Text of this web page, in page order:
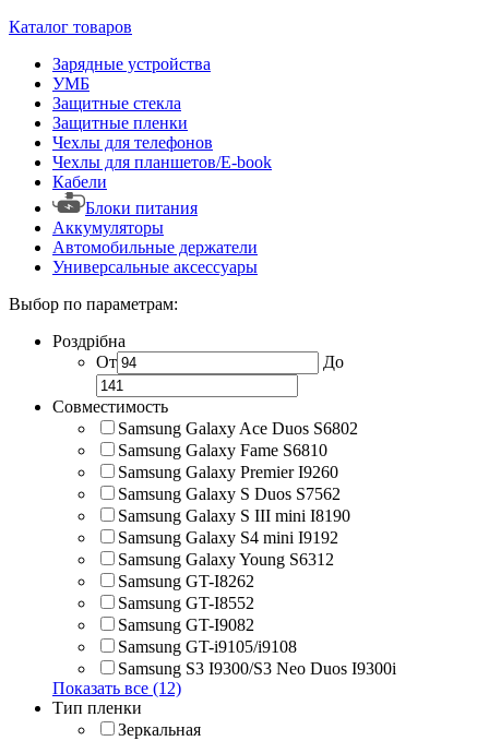
Каталог товаров
Зарядные устройства
УМБ
Защитные стекла
Защитные пленки
Чехлы для телефонов
Чехлы для планшетов/E-book
Кабели
Блоки питания
Аккумуляторы
Автомобильные держатели
Универсальные аксессуары
Выбор по параметрам:
Роздрібна
От
До
Совместимость
Samsung Galaxy Ace Duos S6802
Samsung Galaxy Fame S6810
Samsung Galaxy Premier I9260
Samsung Galaxy S Duos S7562
Samsung Galaxy S III mini I8190
Samsung Galaxy S4 mini I9192
Samsung Galaxy Young S6312
Samsung GT-I8262
Samsung GT-I8552
Samsung GT-I9082
Samsung GT-i9105/i9108
Samsung S3 I9300/S3 Neo Duos I9300i
Показать все (12)
Тип пленки
Зеркальная